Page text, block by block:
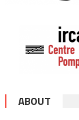
ABOUT